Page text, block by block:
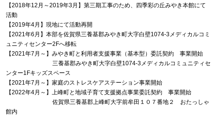
【2018年12月～2019年3月】第三期工事のため、四季彩の丘みやき本館にて
活動
【2019年4月】現地にて活動再開
【2021年6月】本部を佐賀県三養基郡みやき町大字白壁1074-3メディカルコミ
ュニティセンター2Fへ移転
【2021年7月～】みやき町と利用者支援事業（基本型）委託契約 事業開始
三養基郡みやき町大字白壁1074-3メディカルコミュニティセ
ンター1Fキッズスペース
【2021年7月～】家庭のストレスケアステーション事業開始
【2022年4月～】上峰町と地域子育て支援拠点事業委託契約 事業開始
佐賀県三養基郡上峰町大字前牟田１０７番地２ おたっしゃ
館内